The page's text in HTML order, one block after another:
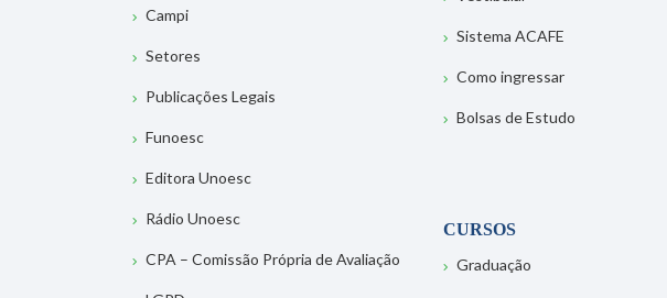
Campi
Setores
Publicações Legais
Funoesc
Editora Unoesc
Rádio Unoesc
CPA – Comissão Própria de Avaliação
Sistema ACAFE
Como ingressar
Bolsas de Estudo
CURSOS
Graduação